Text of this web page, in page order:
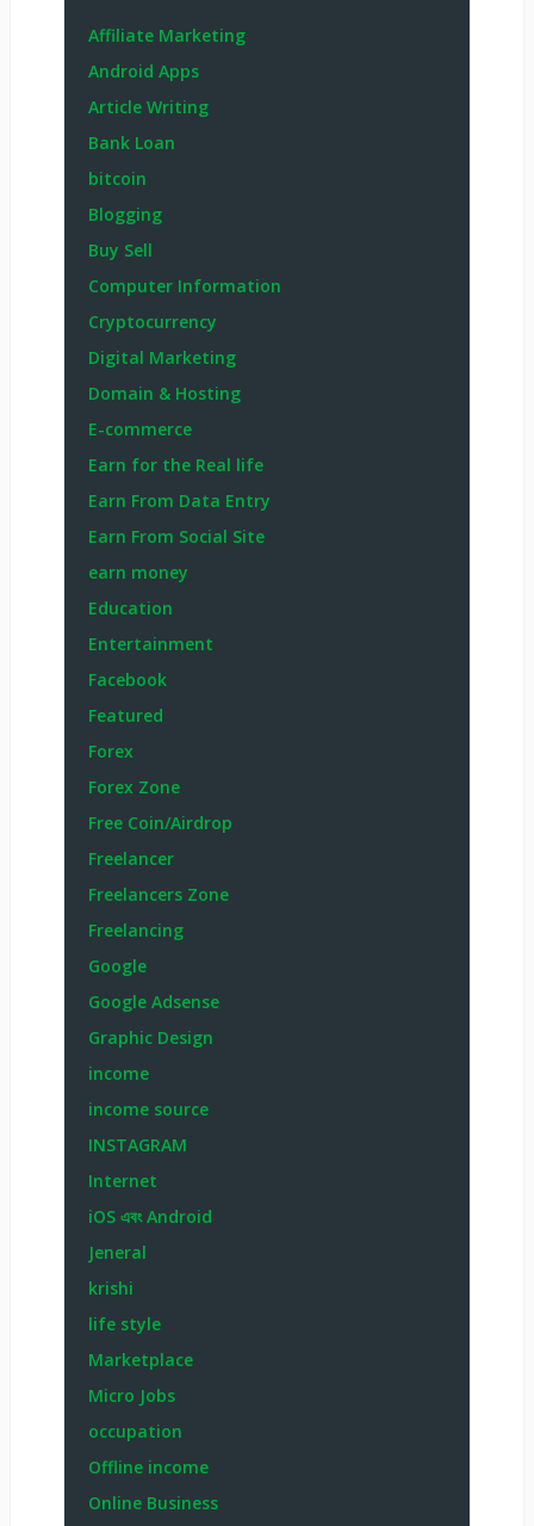
Affiliate Marketing
Android Apps
Article Writing
Bank Loan
bitcoin
Blogging
Buy Sell
Computer Information
Cryptocurrency
Digital Marketing
Domain & Hosting
E-commerce
Earn for the Real life
Earn From Data Entry
Earn From Social Site
earn money
Education
Entertainment
Facebook
Featured
Forex
Forex Zone
Free Coin/Airdrop
Freelancer
Freelancers Zone
Freelancing
Google
Google Adsense
Graphic Design
income
income source
INSTAGRAM
Internet
iOS এবং Android
Jeneral
krishi
life style
Marketplace
Micro Jobs
occupation
Offline income
Online Business